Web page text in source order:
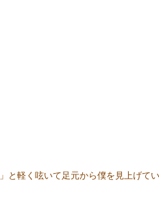
軽く呟いて足元から僕を見上げてい